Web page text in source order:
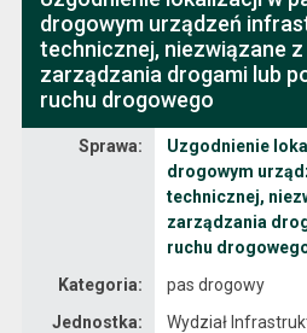
drogowym urządzeń
technicznej, niezwiązane
zarządzania drogami lub
ruchu drogowego
Sprawa:
Uzgodnienie
drogowym
technicznej,
zarządzania
ruchu
Kategoria:
pas drogowy
Jednostka:
Wydział